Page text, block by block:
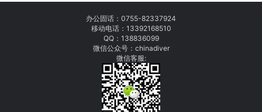
办公固话： 0755-82337924
移动电话： 13392168510
QQ：138836099
微信公众号：chinadiver
微信客服: